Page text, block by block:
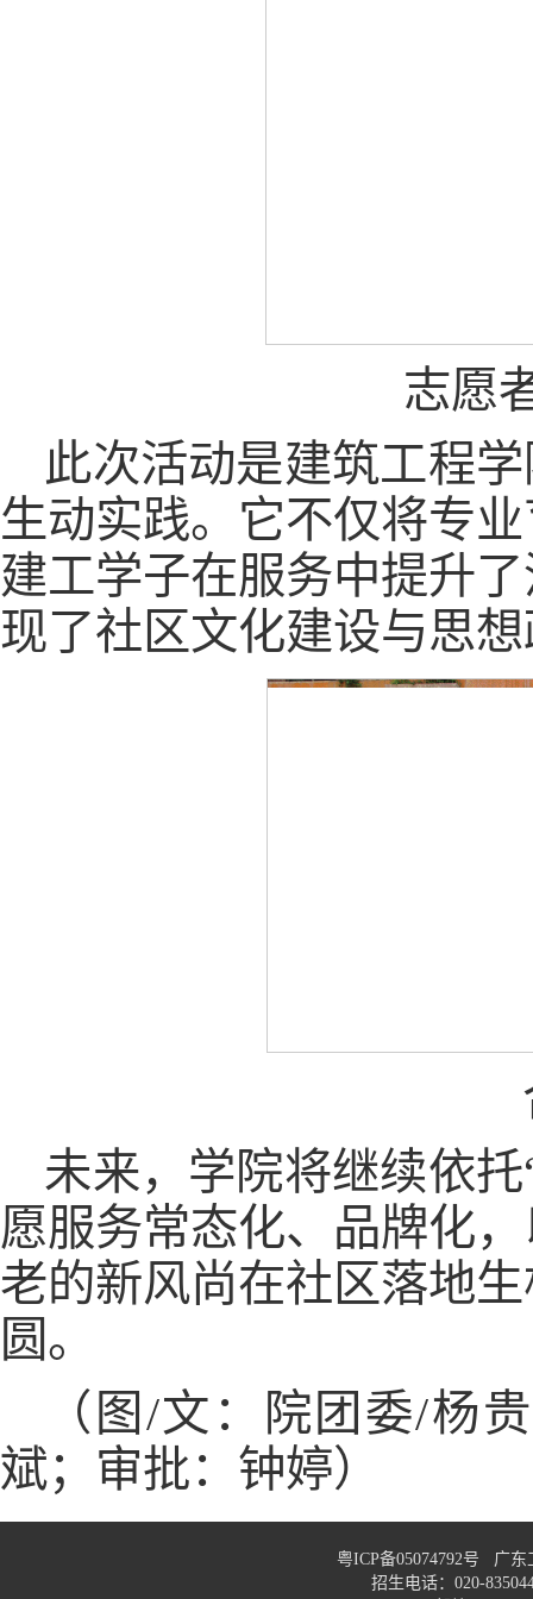
志愿
此次活动是建筑工程
生动实践。它不仅将专
建工学子在服务中提升
现了社区文化建设与思
未来，学院将继续依
愿服务常态化、品牌化
老的新风尚在社区落地
圆。
（图/文：院团委/杨
斌；审批：钟婷）
粤ICP备05074792号 广
招生电话：020-